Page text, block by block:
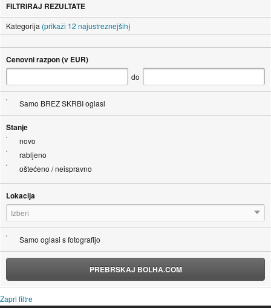
FILTRIRAJ REZULTATE
Kategorija (prikaži 12 najustreznejših)
Cenovni razpon (v EUR)
do
Samo BREZ SKRBI oglasi
Stanje
novo
rabljeno
oštećeno / neispravno
Lokacija
Izberi
Samo oglasi s fotografijo
PREBRSKAJ BOLHA.COM
Zapri filtre